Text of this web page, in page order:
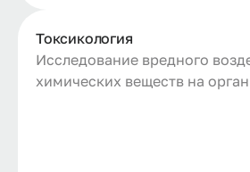
Токсикология
Исследование вредного
химических веществ на